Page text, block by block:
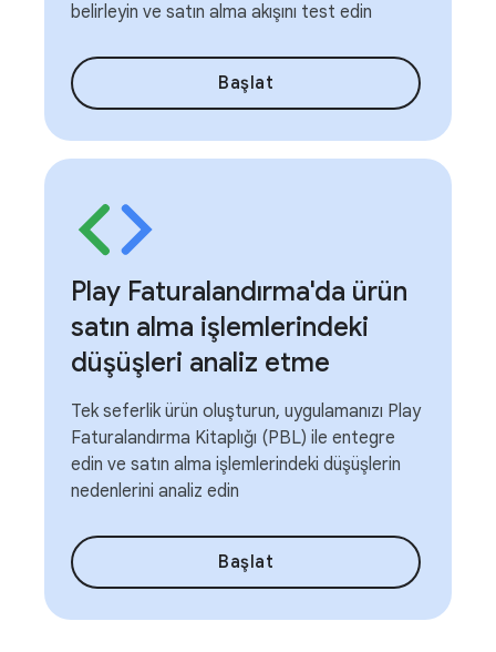
belirleyin ve satın alma akışını test edin
Başlat
Play Faturalandırma'da ürün
satın alma işlemlerindeki
düşüşleri analiz etme
Tek seferlik ürün oluşturun, uygulamanızı Play
Faturalandırma Kitaplığı (PBL) ile entegre
edin ve satın alma işlemlerindeki düşüşlerin
nedenlerini analiz edin
Başlat